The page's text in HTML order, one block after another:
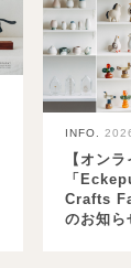
INFO.
【オン
「
Crafts
のお知ら